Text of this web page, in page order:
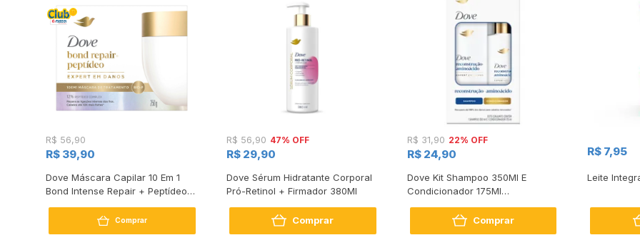
R$ 56,90
R$ 39,90
Dove Máscara Capilar 10 Em 1
Bond Intense Repair + Peptídeo
Comprar
R$ 56,90 47% OFF
R$ 29,90
Dove Sérum Hidratante Corporal
Pró-Retinol + Firmador 380Ml
Comprar
R$ 31,90 22% OFF
R$ 24,90
Dove Kit Shampoo 350Ml E
Condicionador 175Ml
Comprar
R$ 7,95
Leite